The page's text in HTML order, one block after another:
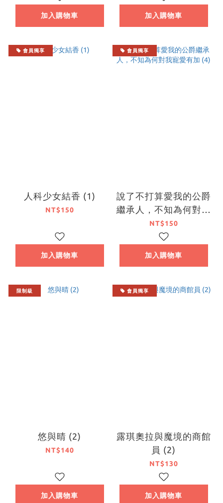
加入購物車 加入購物車
會員獨享
人科少女結香 (1)
NT$150
加入購物車
會員獨享
說了不打算愛我的公爵
繼承人，不知為何對我
寵愛有加 (4)
NT$150
加入購物車
限制級
悠與晴 (2)
NT$140
加入購物車
會員獨享
露琪奧拉與魔境的商館
員 (2)
NT$130
加入購物車